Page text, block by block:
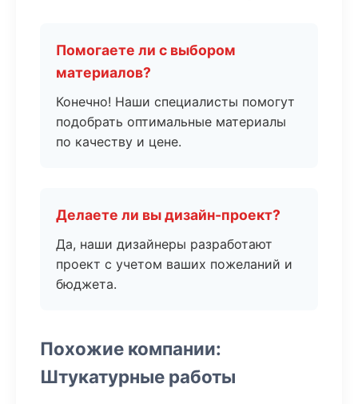
Помогаете ли с выбором
материалов?
Конечно! Наши специалисты помогут
подобрать оптимальные материалы
по качеству и цене.
Делаете ли вы дизайн-проект?
Да, наши дизайнеры разработают
проект с учетом ваших пожеланий и
бюджета.
Похожие компании:
Штукатурные работы